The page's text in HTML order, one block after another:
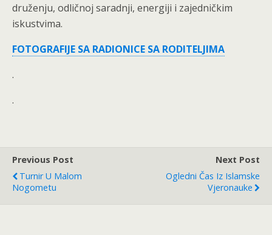
druženju, odličnoj saradnji, energiji i zajedničkim
iskustvima.
FOTOGRAFIJE SA RADIONICE SA RODITELJIMA
.
.
Previous Post
Turnir U Malom
Nogometu
Next Post
Ogledni Čas Iz Islamske
Vjeronauke